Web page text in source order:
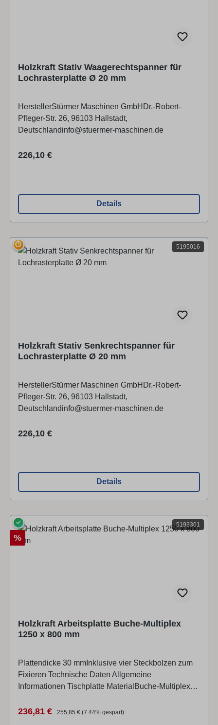
Holzkraft Stativ Waagerechtspanner für
Lochrasterplatte Ø 20 mm
HerstellerStürmer Maschinen GmbHDr.-Robert-
Pfleger-Str. 26, 96103 Hallstadt,
Deutschlandinfo@stuermer-maschinen.de
Regulärer Preis:
226,10 €
Details
5195016
⏱
Holzkraft Stativ Senkrechtspanner für
Lochrasterplatte Ø 20 mm
HerstellerStürmer Maschinen GmbHDr.-Robert-
Pfleger-Str. 26, 96103 Hallstadt,
Deutschlandinfo@stuermer-maschinen.de
Regulärer Preis:
226,10 €
Details
Rabatt
%
5193301
✓
Holzkraft Arbeitsplatte Buche-Multiplex
1250 x 800 mm
Plattendicke 30 mmInklusive vier Steckbolzen zum
Fixieren Technische Daten Allgemeine
Informationen Tischplatte MaterialBuche-Multiplex
ca.1250 mm Breite/Tiefe (Produkt) ca.800 mm Höhe
Verkaufspreis:
236,81 € Regulärer Preis:
255,85 € (7.44% gespart)